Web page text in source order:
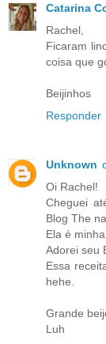
Catarina
Rachel,
Ficaram
coisa que
Beijinhos
Responder
Unknown
Oi Rachel!
Cheguei
Blog The
Ela é
Adorei seu
Essa
hehe.
Grande
Luh